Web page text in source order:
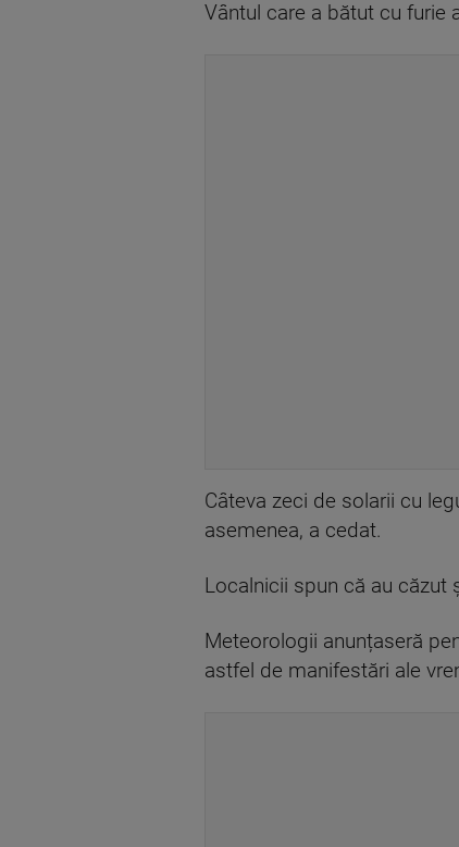
Vântul care a bătut cu furie
Câteva zeci de solarii cu
asemenea, a cedat.
Localnicii spun că au căzut
Meteorologii anunțaseră
astfel de manifestări ale